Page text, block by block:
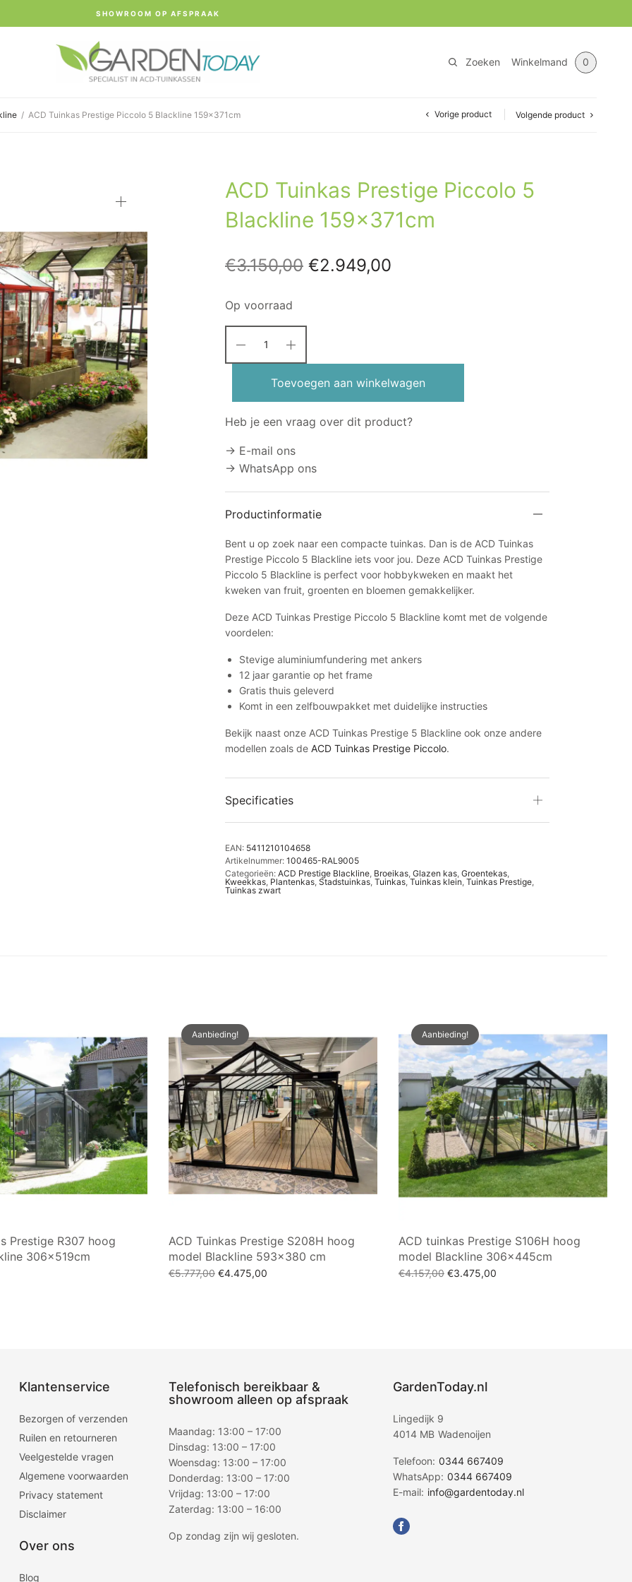
SHOWROOM OP AFSPRAAK
Zoeken Winkelmand 0
/ ACD Tuinkas Prestige Piccolo 5 Blackline 159x371cm Vorige product Volgende product
ACD Tuinkas Prestige Piccolo 5
Blackline 159x371cm
€3.150,00 Oorspronkelijke
€2.949,00
Op voorraad
Toevoegen aan winkelwagen
Heb je een vraag over dit product?
→ E-mail ons
→ WhatsApp ons
Productinformatie
Bent u op zoek naar een compacte tuinkas. Dan is de ACD Tuinkas
Prestige Piccolo 5 Blackline iets voor jou. Deze ACD Tuinkas Prestige
Piccolo 5 Blackline is perfect voor hobbykweken en maakt het
kweken van fruit, groenten en bloemen gemakkelijker.
Deze ACD Tuinkas Prestige Piccolo 5 Blackline komt met de volgende
voordelen:
Stevige aluminiumfundering met ankers
12 jaar garantie op het frame
Gratis thuis geleverd
Komt in een zelfbouwpakket met duidelijke instructies
Bekijk naast onze ACD Tuinkas Prestige 5 Blackline ook onze andere
modellen zoals deACD Tuinkas Prestige Piccolo.
Specificaties
EAN: 5411210104658
Artikelnummer: 100465-RAL9005
Categorieën: ACD Prestige Blackline, Broeikas, Glazen kas, Groentekas,
Kweekkas, Plantenkas, Stadstuinkas, Tuinkas, Tuinkas klein, Tuinkas Prestige,
Tuinkas zwart
Prestige R307 hoog
306x519cm
Aanbieding!
ACD Tuinkas Prestige S208H hoog
model Blackline 593×380 cm
€5.777,00 Oorspronkelijke
€4.475,00
Aanbieding!
ACD tuinkas Prestige S106H hoog
model Blackline 306x445cm
€4.157,00 Oorspronkelijke
€3.475,00
Klantenservice
Bezorgen of verzenden
Ruilen en retourneren
Veelgestelde vragen
Algemene voorwaarden
Privacy statement
Disclaimer
Over ons
Blog
Telefonisch bereikbaar &
showroom alleen op afspraak
Maandag: 13:00 – 17:00
Dinsdag: 13:00 – 17:00
Woensdag: 13:00 – 17:00
Donderdag: 13:00 – 17:00
Vrijdag: 13:00 – 17:00
Zaterdag: 13:00 – 16:00
Op zondag zijn wij gesloten.
GardenToday.nl
Lingedijk 9
4014 MB Wadenoijen
Telefoon: 0344 667409
WhatsApp: 0344 667409
E-mail: info@gardentoday.nl